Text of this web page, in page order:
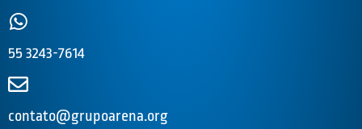
55 3243-7614
contato@grupoarena.org